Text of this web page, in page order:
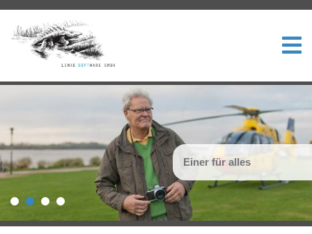
Einer für alles